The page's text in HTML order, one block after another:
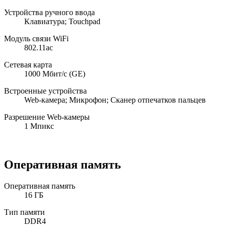
Устройства ручного ввода
Клавиатура; Touchpad
Модуль связи WiFi
802.11ac
Сетевая карта
1000 Мбит/с (GE)
Встроенные устройства
Web-камера; Микрофон; Сканер отпечатков пальцев
Разрешение Web-камеры
1 Мпикс
Оперативная память
Оперативная память
16 ГБ
Тип памяти
DDR4